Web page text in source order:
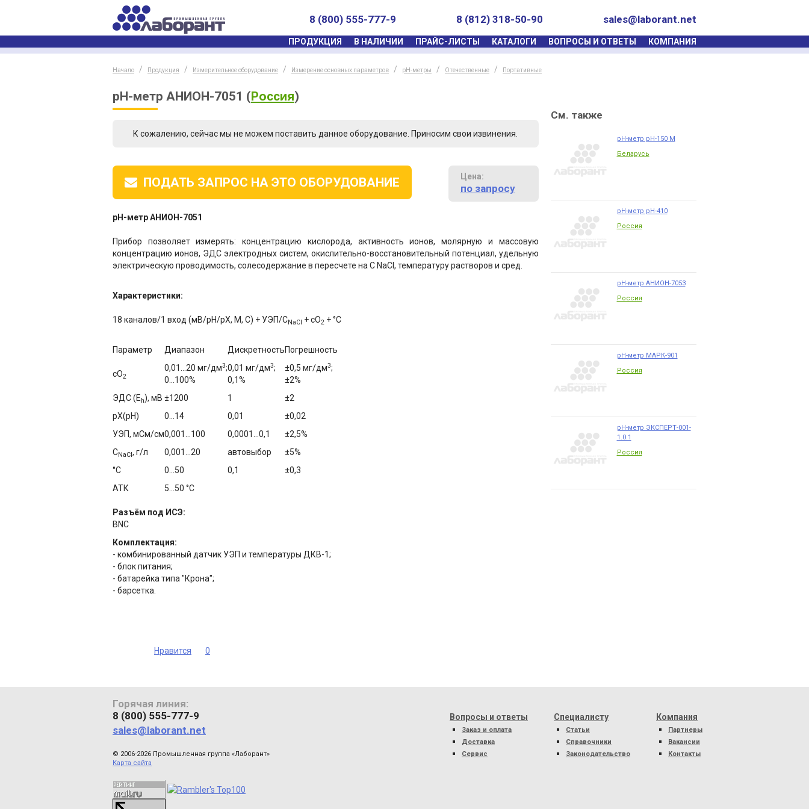
sales@laborant.net
8 (812) 318-50-90
8 (800) 555-777-9
ПРОДУКЦИЯ В НАЛИЧИИ ПРАЙС-ЛИСТЫ КАТАЛОГИ ВОПРОСЫ И ОТВЕТЫ КОМПАНИЯ
Начало Продукция Измерительное оборудование Измерение основных параметров pH-метры Отечественные Портативные
pH-метр АНИОН-7051 (Россия)
К сожалению, сейчас мы не можем поставить данное оборудование. Приносим свои извинения.
ПОДАТЬ ЗАПРОС НА ЭТО ОБОРУДОВАНИЕ Цена:
по запросу
pH-метр АНИОН-7051
Прибор позволяет измерять: концентрацию кислорода, активность ионов, молярную и массовую
концентрацию ионов, ЭДС электродных систем, окислительно-восстановительный потенциал, удельную
электрическую проводимость, солесодержание в пересчете на С NaCl, температуру растворов и сред.
Характеристики:
18 каналов/1 вход (мВ/рН/рХ, М, С) + УЭП/СNaCl + cO2 + °С
Параметр Диапазон ДискретностьПогрешность
сО2
0,01…20 мг/дм3;
0…100%
0,01 мг/дм3;
0,1%
±0,5 мг/дм3;
±2%
ЭДС (Eh), мВ ±1200 1
±2
рХ(рН)
0…14 0,01
±0,02
УЭП, мСм/см0,001…100 0,0001…0,1
±2,5%
СNaCl, г/л 0,001…20 автовыбор
±5%
°C
0…50 0,1
±0,3
АТК
5…50 °C
Разъём под ИСЭ:
BNC
Комплектация:
- комбинированный датчик УЭП и температуры ДКВ-1;
- блок питания;
- батарейка типа "Крона";
- барсетка.
Нравится 0
См. также
pH-метр рН-150 М
Беларусь
pH-метр рН-410
Россия
pH-метр АНИОН-7053
Россия
pH-метр МАРК-901
Россия
pH-метр ЭКСПЕРТ-001-
1.0.1
Россия
Горячая линия:
8 (800) 555-777-9
sales@laborant.net
Вопросы и ответы
Заказ и оплата
Доставка
Сервис
Специалисту
Статьи
Справочники
Законодательство
Компания
Партнеры
Вакансии
Контакты
© 2006-2026 Промышленная группа «Лаборант»
Карта сайта